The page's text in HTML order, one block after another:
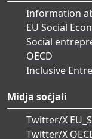
Information
EU Social
Social
OECD
Inclusive
Midja soċjali
Twitter/X
Twitter/X